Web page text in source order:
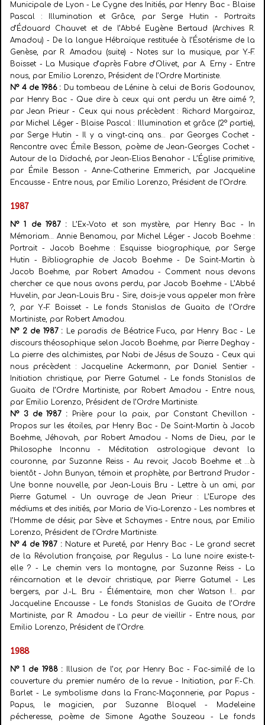
Municipale de Lyon - Le Cygne des Initiés, par Henry Bac - Blaise
Pascal : Illumination et Grâce, par Serge Hutin - Portraits
d’Édouard Chauvet et de l’Abbé Eugène Bertaud (Archives R.
Amadou) - De la langue Hébraïque restituée à l’Ésotérisme de la
Genèse, par R. Amadou (suite) - Notes sur la musique, par Y.-F.
Boisset - La Musique d’après Fabre d’Olivet, par A. Erny - Entre
nous, par Emilio Lorenzo, Président de l’Ordre Martiniste.
N° 4 de 1986 : Du tombeau de Lénine à celui de Boris Godounov,
par Henry Bac - Que dire à ceux qui ont perdu un être aimé ?,
par Jean Prieur - Ceux qui nous précèdent : Richard Margairaz,
par Michel Léger - Blaise Pascal : Illumination et grâce (2° partie),
par Serge Hutin - Il y a vingt-cinq ans… par Georges Cochet -
Rencontre avec Émile Besson, poème de Jean-Georges Cochet -
Autour de la Didaché, par Jean-Elias Benahor - L’Église primitive,
par Émile Besson - Anne-Catherine Emmerich, par Jacqueline
Encausse - Entre nous, par Emilio Lorenzo, Président de l’Ordre.
1987
N° 1 de 1987 :
L’Ex-Voto et son mystère, par Henry Bac - In
Mémoriam… Annie Benamou, par Michel Léger - Jacob Boehme :
Portrait - Jacob Boehme : Esquisse biographique, par Serge
Hutin - Bibliographie de Jacob Boehme - De Saint-Martin à
Jacob Boehme, par Robert Amadou - Comment nous devons
chercher ce que nous avons perdu, par Jacob Boehme - L’Abbé
Huvelin, par Jean-Louis Bru - Sire, dois-je vous appeler mon frère
?, par Y.-F. Boisset - Le fonds Stanislas de Guaita de l’Ordre
Martiniste, par Robert Amadou.
N° 2 de 1987 : Le paradis de Béatrice Fuca, par Henry Bac - Le
discours théosophique selon Jacob Boehme, par Pierre Deghay -
La pierre des alchimistes, par Nabi de Jésus de Souza - Ceux qui
nous précèdent : Jacqueline Ackermann, par Daniel Sentier -
Initiation christique, par Pierre Gatumel - Le fonds Stanislas de
Guaita de l’Ordre Martiniste, par Robert Amadou - Entre nous,
par Emilio Lorenzo, Président de l’Ordre Martiniste.
N° 3 de 1987 : Prière pour la paix, par Constant Chevillon -
Propos sur les étoiles, par Henry Bac - De Saint-Martin à Jacob
Boehme, Jéhovah, par Robert Amadou - Noms de Dieu, par le
Philosophe Inconnu - Méditation astrologique devant la
couronne, par Suzanne Reiss - Au revoir, Jacob Boehme et …à
bientôt - John Bunyan, témoin et prophète, par Bertrand Prudor -
Une bonne nouvelle, par Jean-Louis Bru - Lettre à un ami, par
Pierre Gatumel - Un ouvrage de Jean Prieur : L’Europe des
médiums et des initiés, par Maria de Via-Lorenzo - Les nombres et
l’Homme de désir, par Sève et Schaymes - Entre nous, par Emilio
Lorenzo, Président de l’Ordre Martiniste.
N° 4 de 1987 : Nature et Pureté, par Henry Bac - Le grand secret
de la Révolution française, par Regulus - La lune noire existe-t-
elle ? - Le chemin vers la montagne, par Suzanne Reiss - La
réincarnation et le devoir christique, par Pierre Gatumel - Les
bergers, par J.-L. Bru - Élémentaire, mon cher Watson !… par
Jacqueline Encausse - Le fonds Stanislas de Guaita de l’Ordre
Martiniste, par R. Amadou - La peur de vieillir - Entre nous, par
Emilio Lorenzo, Président de l’Ordre.
1988
N° 1 de 1988 : Illusion de l’or, par Henry Bac - Fac-similé de la
couverture du premier numéro de la revue - Initiation, par F.-Ch.
Barlet - Le symbolisme dans la Franc-Maçonnerie, par Papus -
Papus, le magicien, par Suzanne Bloquel - Madeleine
pécheresse, poème de Simone Agathe Souzeau - Le fonds